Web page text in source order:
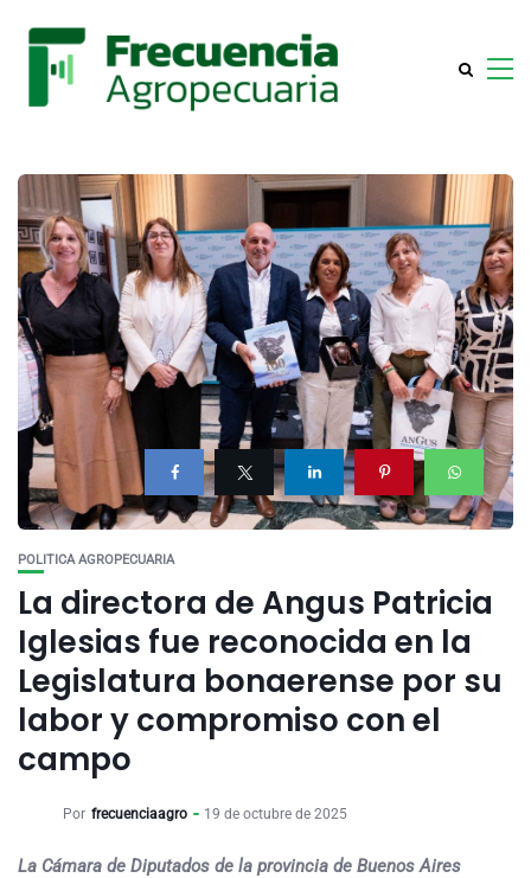
POLITICA AGROPECUARIA
La directora de Angus Patricia
Iglesias fue reconocida en la
Legislatura bonaerense por su
labor y compromiso con el
campo
Por frecuenciaagro 19 de octubre de 2025
La Cámara de Diputados de la provincia de Buenos Aires